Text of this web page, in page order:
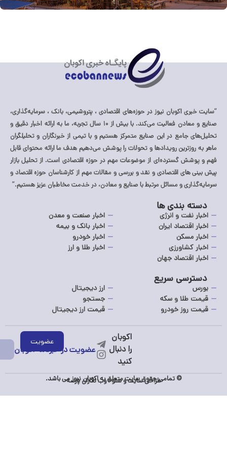
دسته بندی ها
اخبار نفت و انرژی
اخبار صنعت و معدن
اخبار اقتصاد ایران
اخبار بانک و بیمه
اخبار مسکن
اخبار خودرو
اخبار کشاورزی
اخبار طلا و ارز
اخبار اقتصاد جهان
“سایت خبری اکوبان نیوز در حوزه‌های اقتصادی ، پتروشیمی، بانک ، سرمایه‌گذاری،
صنایع و معادن فعالیت می‌کند. با بیش از ۱۰ سال تجربه، ما به ارائه اخبار دقیق و
تحلیل‌های جامع در این صنایع متمرکز هستیم و با تیمی از خبرنگاران و تحلیلگران
ماهر به روزترین رویدادها و تحولات را پوشش می‌دهیم هدف ما ارائه محتوای قابل
فهم و پوشش گسترده‌ای از موضوعات مهم در حوزه اقتصادی است. از تحلیل بازار
پیش بینی های اقتصادی و نقد و بررسی و مقالات مهم از کارشناسان حوزه اقتصاد و
سرمایه‌گذاری و مسائل مرتبط با صنایع و معادن، در خدمت مخاطبان عزیز هستیم.”
دسترسی سریع
بورس
ارز دیجیتال
قیمت طلا و سکه
جستجو
قیمت روز خودرو
قیمت ارز دیجیتال
عضویت در خبرنامه اکوبان
© تمامی حقوق سایت متعلق به اکوبان نیوز می باشد.
طراحی سایتوسئو:وب نگاران پارسه